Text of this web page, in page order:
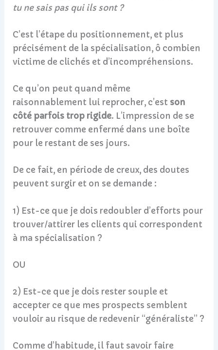
tu ne sais pas qui ils sont ?
C’est l’étape du positionnement, et plus
précisément de la spécialisation, ô combien
victime de clichés et d’incompréhensions.
Ce qu’on peut quand même
raisonnablement lui reprocher, c’est son
côté parfois trop rigide. L’impression de se
retrouver comme enfermé dans une boîte
pour le restant de ses jours.
De ce fait, en période de creux, des doutes
peuvent surgir et on se demande :
1) Est-ce que je dois redoubler d’efforts pour
trouver/attirer les clients qui correspondent
à ma spécialisation ?
OU
2) Est-ce que je dois rester souple et
accepter ce que mes prospects semblent
vouloir au risque de redevenir “généraliste” ?
Comme d’habitude, il faut savoir faire